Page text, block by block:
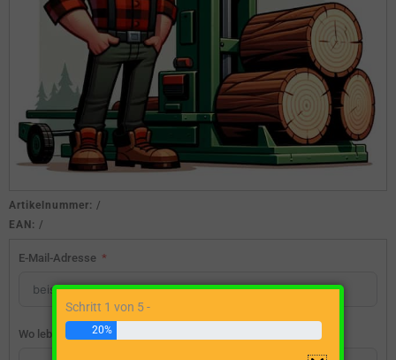
Artikelnummer: /
EAN: /
E-Mail-Adresse
Wo lebst du?
Schritt 1 von 5 -
20%